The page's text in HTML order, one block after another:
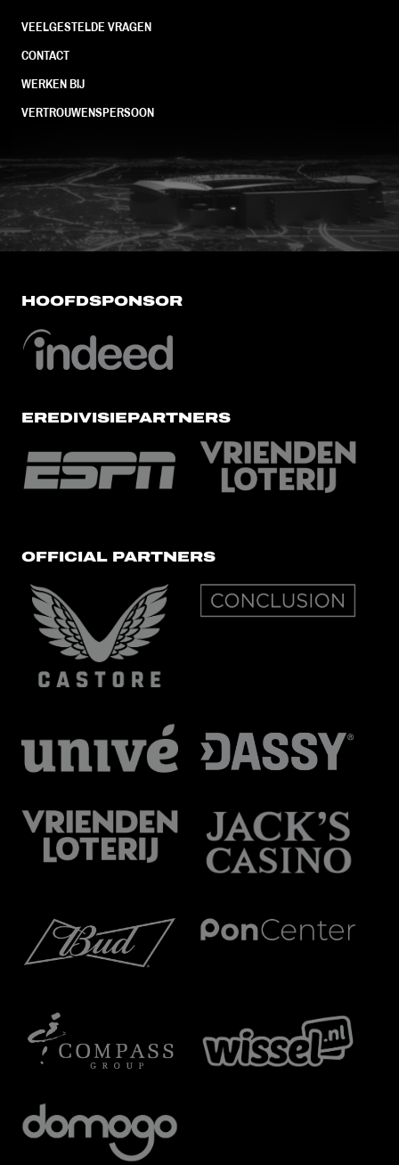
VEELGESTELDE VRAGEN
CONTACT
WERKEN BIJ
VERTROUWENSPERSOON
FC Utrecht<br>vanuit<br>het
HOOFDSPONSOR
EREDIVISIEPARTNERS
OFFICIAL PARTNERS